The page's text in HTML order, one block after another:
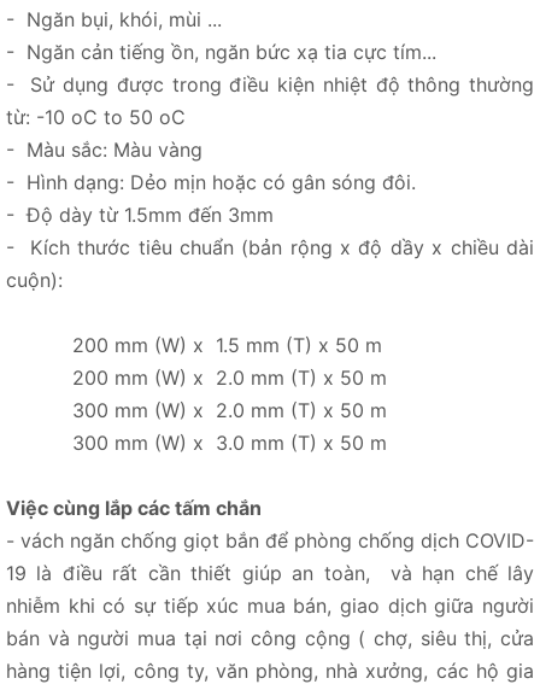
- Ngăn bụi, khói, mùi ...
- Ngăn cản tiếng ồn, ngăn bức xạ tia cực tím...
- Sử dụng được trong điều kiện nhiệt độ thông thường
từ: -10 oC to 50 oC
- Màu sắc: Màu vàng
- Hình dạng: Dẻo mịn hoặc có gân sóng đôi.
- Độ dày từ 1.5mm đến 3mm
- Kích thước tiêu chuẩn (bản rộng x độ dầy x chiều dài
cuộn):
200 mm (W) x 1.5 mm (T) x 50 m
200 mm (W) x 2.0 mm (T) x 50 m
300 mm (W) x 2.0 mm (T) x 50 m
300 mm (W) x 3.0 mm (T) x 50 m
Việc cùng lắp các tấm chắn
- vách ngăn chống giọt bắn để phòng chống dịch COVID-
19 là điều rất cần thiết giúp an toàn, và hạn chế lây
nhiễm khi có sự tiếp xúc mua bán, giao dịch giữa người
bán và người mua tại nơi công cộng ( chợ, siêu thị, cửa
hàng tiện lợi, công ty, văn phòng, nhà xưởng, các hộ gia